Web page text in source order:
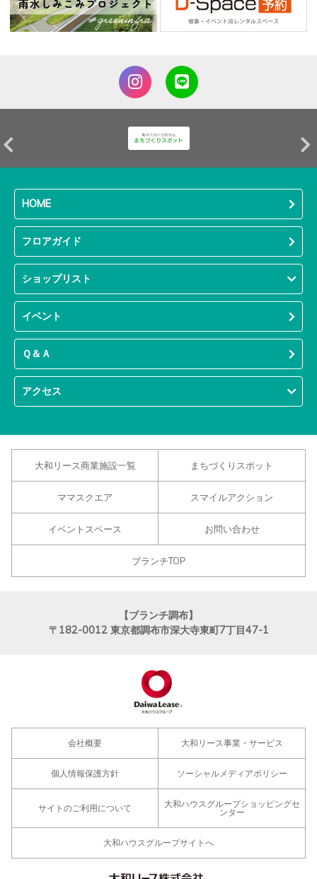
HOME
フロアガイド
ショップリスト
イベント
Ｑ＆Ａ
アクセス
大和リース商業施設一覧 まちづくりスポット
ママスクエア スマイルアクション
イベントスペース お問い合わせ
ブランチTOP
【ブランチ調布】
〒182-0012 東京都調布市深大寺東町7丁目47-1
会社概要 大和リース事業・サービス
個人情報保護方針 ソーシャルメディアポリシー
サイトのご利用について
大和ハウスグループショッピングセ
ンター
大和ハウスグループサイトへ